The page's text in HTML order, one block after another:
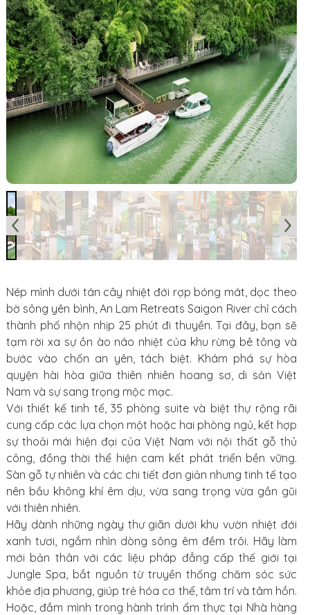
Nép mình dưới tán cây nhiệt đới rợp bóng mát, dọc theo
bờ sông yên bình, An Lam Retreats Saigon River chỉ cách
thành phố nhộn nhịp 25 phút đi thuyền. Tại đây, bạn sẽ
tạm rời xa sự ồn ào náo nhiệt của khu rừng bê tông và
bước vào chốn an yên, tách biệt. Khám phá sự hòa
quyện hài hòa giữa thiên nhiên hoang sơ, di sản Việt
Nam và sự sang trọng mộc mạc.
Với thiết kế tinh tế, 35 phòng suite và biệt thự rộng rãi
cung cấp các lựa chọn một hoặc hai phòng ngủ, kết hợp
sự thoải mái hiện đại của Việt Nam với nội thất gỗ thủ
công, đồng thời thể hiện cam kết phát triển bền vững.
Sàn gỗ tự nhiên và các chi tiết đơn giản nhưng tinh tế tạo
nên bầu không khí êm dịu, vừa sang trọng vừa gần gũi
với thiên nhiên.
Hãy dành những ngày thư giãn dưới khu vườn nhiệt đới
xanh tươi, ngắm nhìn dòng sông êm đềm trôi. Hãy làm
mới bản thân với các liệu pháp đẳng cấp thế giới tại
Jungle Spa, bắt nguồn từ truyền thống chăm sóc sức
khỏe địa phương, giúp trẻ hóa cơ thể, tâm trí và tâm hồn.
Hoặc, đắm mình trong hành trình ẩm thực tại Nhà hàng